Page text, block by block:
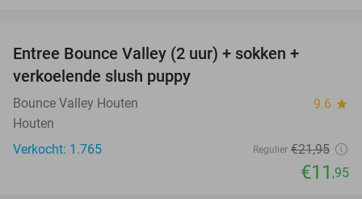
Entree Bounce Valley (2 uur) + sokken +
verkoelende slush puppy
Bounce Valley Houten 9.6 star
Houten
Verkocht: 1.765
Regulier €21,95
€11 ,95